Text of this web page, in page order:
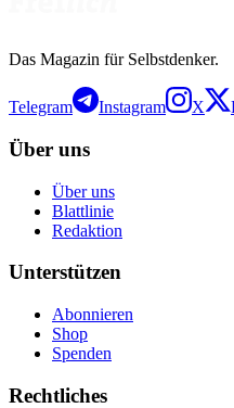
Das Magazin für Selbstdenker.
Telegram Instagram X
Über uns
Über uns
Blattlinie
Redaktion
Unterstützen
Abonnieren
Shop
Spenden
Rechtliches